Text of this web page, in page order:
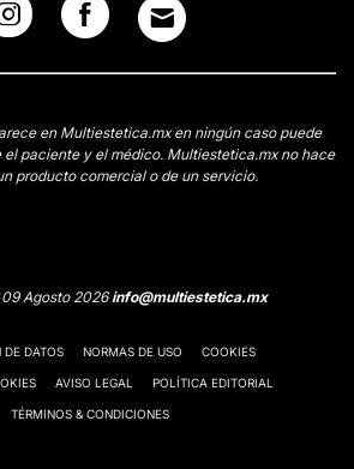
en Multiestetica.mx en ningún caso puede
paciente y el médico. Multiestetica.mx no hace
producto comercial o de un servicio.
Agosto 2026info@multiestetica.mx
DE DATOS NORMAS DE USO COOKIES
AVISO LEGAL POLÍTICA EDITORIAL
TÉRMINOS & CONDICIONES